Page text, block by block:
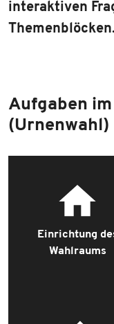
interaktiven
Themenblöcken.
Aufgaben
(Urnenwahl)
Einrichtung
Wahlraums